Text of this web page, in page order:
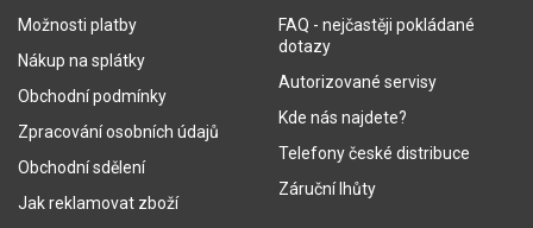
Možnosti platby
Nákup na splátky
Obchodní podmínky
Zpracování osobních údajů
Obchodní sdělení
Jak reklamovat zboží
FAQ - nejčastěji pokládané
dotazy
Autorizované servisy
Kde nás najdete?
Telefony české distribuce
Záruční lhůty